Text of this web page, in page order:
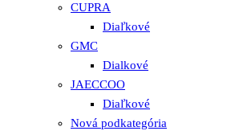
CUPRA
Diaľkové
GMC
Dialkové
JAECCOO
Diaľkové
Nová podkategória